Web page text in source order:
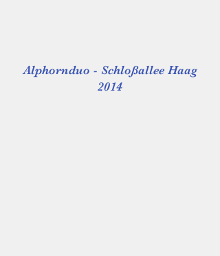
Alphornduo - Schloßallee Haag
2014